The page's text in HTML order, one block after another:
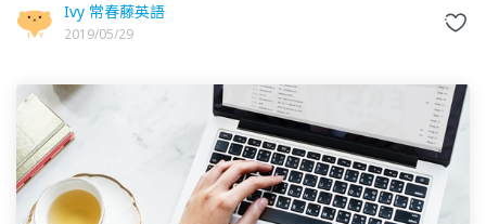
Ivy 常春藤英語
2019/05/29